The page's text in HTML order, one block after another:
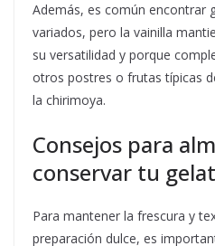
Además, es común encontrar
variados, pero la vainilla
su versatilidad y porque
otros postres o frutas típicas
la chirimoya.
Consejos para
conservar tu
Para mantener la frescura y
preparación dulce, es